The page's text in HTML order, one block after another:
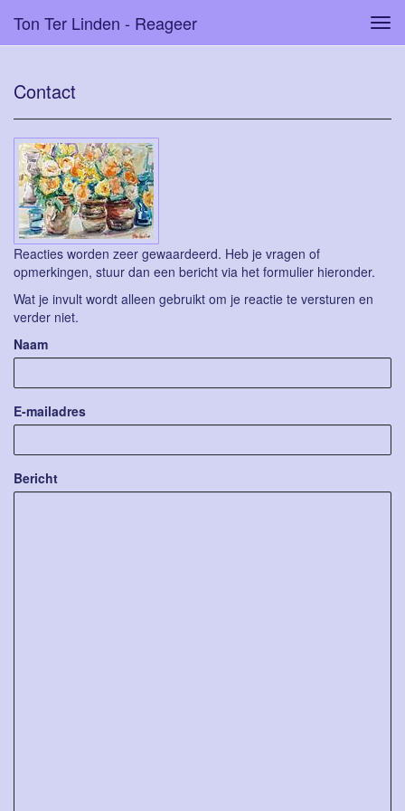
Ton Ter Linden - Reageer
Contact
Reacties worden zeer gewaardeerd. Heb je vragen of
opmerkingen, stuur dan een bericht via het formulier hieronder.
Wat je invult wordt alleen gebruikt om je reactie te versturen en
verder niet.
Naam
E-mailadres
Bericht